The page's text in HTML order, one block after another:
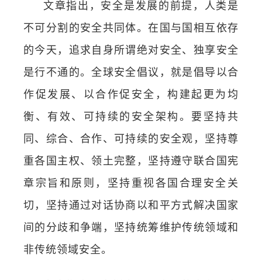
文章指出，安全是发展的前提，人类是
不可分割的安全共同体。在国与国相互依存
的今天，追求自身所谓绝对安全、独享安全
是行不通的。全球安全倡议，就是倡导以合
作促发展、以合作促安全，构建起更为均
衡、有效、可持续的安全架构。要坚持共
同、综合、合作、可持续的安全观，坚持尊
重各国主权、领土完整，坚持遵守联合国宪
章宗旨和原则，坚持重视各国合理安全关
切，坚持通过对话协商以和平方式解决国家
间的分歧和争端，坚持统筹维护传统领域和
非传统领域安全。